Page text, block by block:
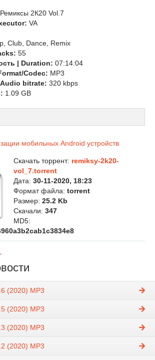
Ремиксы 2К20 Vol.7
VA
Club, Dance, Remix
55
| Duration: 07:14:04
Codec: MP3
bitrate: 320 kbps
1.09 GB
Скачать торрент: remiksy-2k20-
vol_7.torrent
Дата: 30-11-2020, 18:23
Формат файла: torrent
Размер: 25.2 Kb
Скачали: 347
MD5:
(2020) MP3
(2020) MP3
(2020) MP3
(2020) MP3